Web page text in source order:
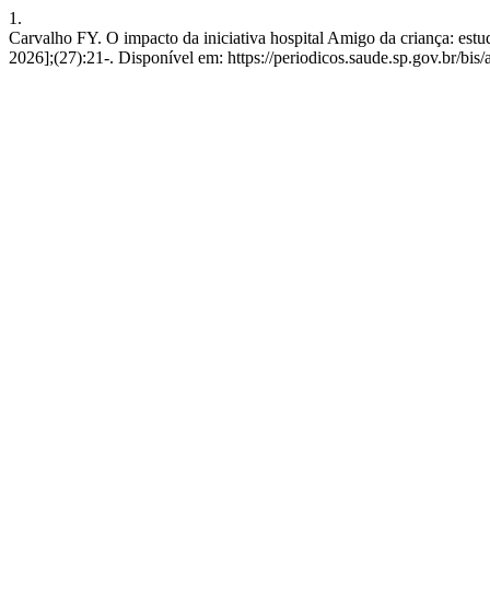
1.
Carvalho FY. O impacto da iniciativa hospital Amigo da criança:
2026];(27):21-. Disponível em: https://periodicos.saude.sp.gov.br/